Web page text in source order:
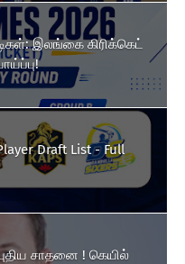
இலங்கை கிரிக்கெட்
Draft List - Full
சாதனை ! கெயில்